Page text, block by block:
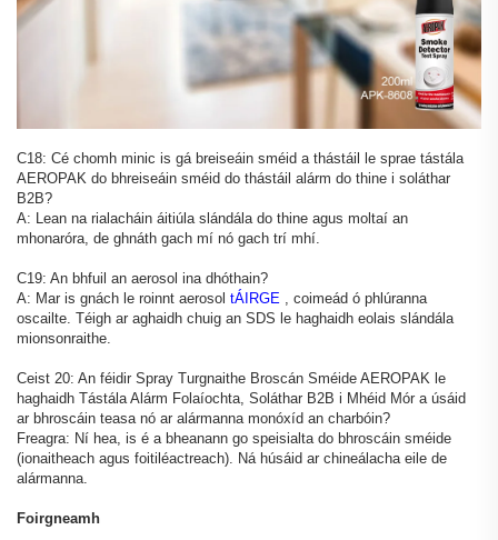
C18: Cé chomh minic is gá breiseáin sméid a thástáil le sprae tástála
AEROPAK do bhreiseáin sméid do thástáil alárm do thine i soláthar
B2B?
A: Lean na rialacháin áitiúla slándála do thine agus moltaí an
mhonaróra, de ghnáth gach mí nó gach trí mhí.
C19: An bhfuil an aerosol ina dhóthain?
A: Mar is gnách le roinnt aerosol tÁIRGE
, coimeád ó phlúranna
oscailte. Téigh ar aghaidh chuig an SDS le haghaidh eolais slándála
mionsonraithe.
Ceist 20: An féidir Spray Turgnaithe Broscán Sméide AEROPAK le
haghaidh Tástála Alárm Folaíochta, Soláthar B2B i Mhéid Mór a úsáid
ar bhroscáin teasa nó ar alármanna monóxíd an charbóin?
Freagra: Ní hea, is é a bheanann go speisialta do bhroscáin sméide
(ionaitheach agus foitiléactreach). Ná húsáid ar chineálacha eile de
alármanna.
Foirgneamh